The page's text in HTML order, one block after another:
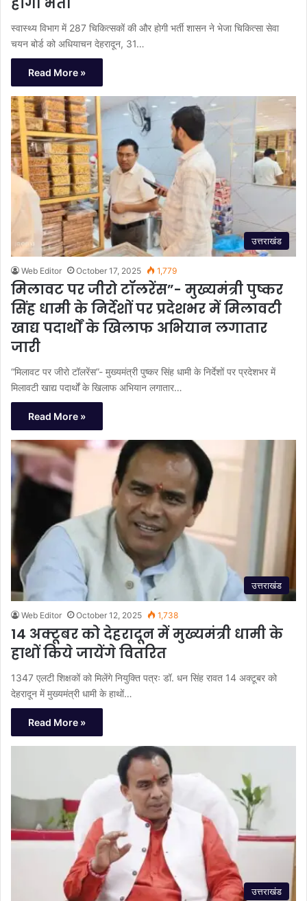
स्वास्थ्य विभाग में 287 चिकित्सकों की और होगी भर्ती शासन ने भेजा चिकित्सा सेवा
चयन बोर्ड को अधियाचन देहरादून, 31…
Read More »
उत्तराखंड
Web Editor October 17, 2025 1,779
मिलावट पर जीरो टॉलरेंस”- मुख्यमंत्री पुष्कर
सिंह धामी के निर्देशों पर प्रदेशभर में मिलावटी
खाद्य पदार्थों के खिलाफ अभियान लगातार
जारी
“मिलावट पर जीरो टॉलरेंस”- मुख्यमंत्री पुष्कर सिंह धामी के निर्देशों पर प्रदेशभर में
मिलावटी खाद्य पदार्थों के खिलाफ अभियान लगातार…
Read More »
उत्तराखंड
Web Editor October 12, 2025 1,738
14 अक्टूबर को देहरादून में मुख्यमंत्री धामी के
हाथों किये जायेंगे वितरित
1347 एलटी शिक्षकों को मिलेंगे नियुक्ति पत्रः डॉ. धन सिंह रावत 14 अक्टूबर को
देहरादून में मुख्यमंत्री धामी के हाथों…
Read More »
उत्तराखंड